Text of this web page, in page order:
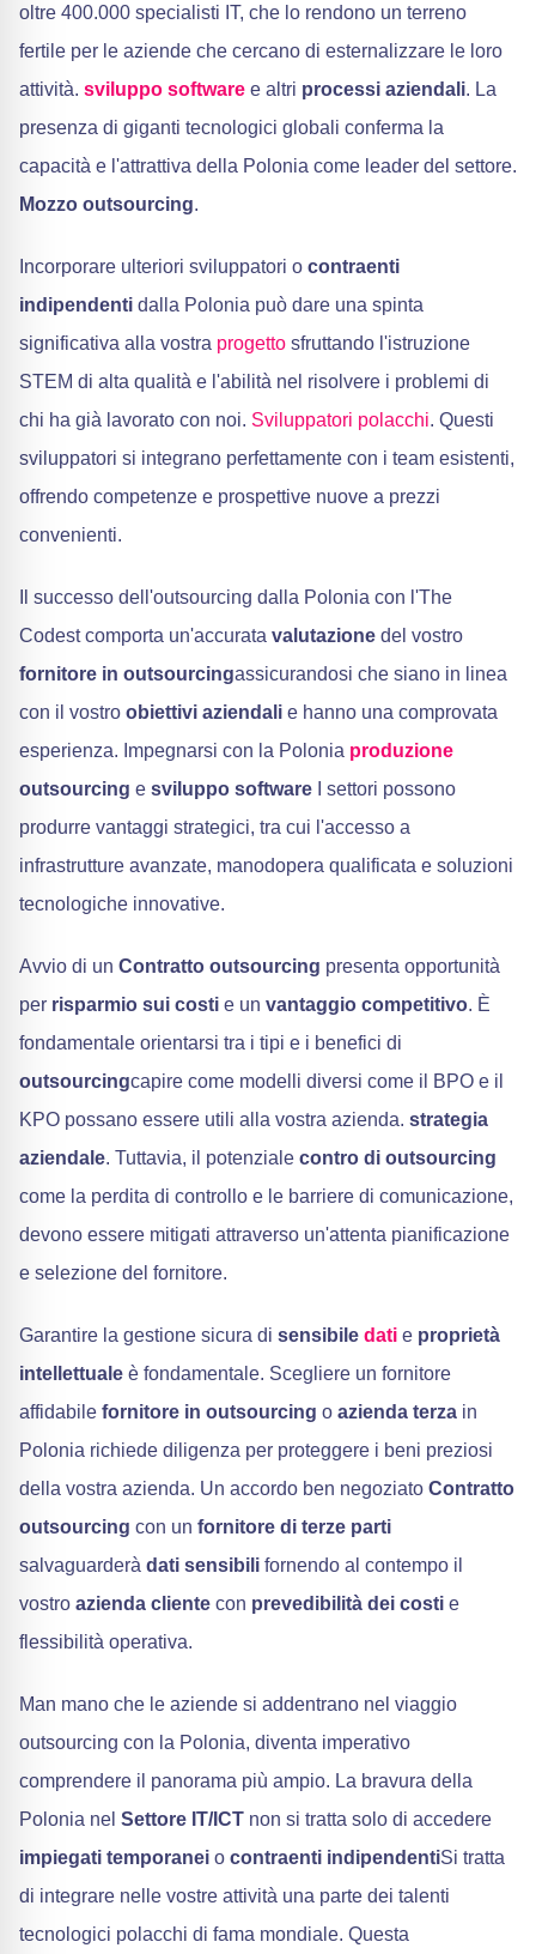
oltre 400.000 specialisti IT, che lo rendono un terreno
fertile per le aziende che cercano di esternalizzare le loro
attività. sviluppo software e altri processi aziendali. La
presenza di giganti tecnologici globali conferma la
capacità e l'attrattiva della Polonia come leader del settore.
Mozzo outsourcing.
Incorporare ulteriori sviluppatori o contraenti
indipendenti dalla Polonia può dare una spinta
significativa alla vostra progetto sfruttando l'istruzione
STEM di alta qualità e l'abilità nel risolvere i problemi di
chi ha già lavorato con noi. Sviluppatori polacchi. Questi
sviluppatori si integrano perfettamente con i team esistenti,
offrendo competenze e prospettive nuove a prezzi
convenienti.
Il successo dell'outsourcing dalla Polonia con l'The
Codest comporta un'accurata valutazione del vostro
fornitore in outsourcingassicurandosi che siano in linea
con il vostro obiettivi aziendali e hanno una comprovata
esperienza. Impegnarsi con la Polonia produzione
outsourcing e sviluppo software I settori possono
produrre vantaggi strategici, tra cui l'accesso a
infrastrutture avanzate, manodopera qualificata e soluzioni
tecnologiche innovative.
Avvio di un Contratto outsourcing presenta opportunità
per risparmio sui costi e un vantaggio competitivo. È
fondamentale orientarsi tra i tipi e i benefici di
outsourcingcapire come modelli diversi come il BPO e il
KPO possano essere utili alla vostra azienda. strategia
aziendale. Tuttavia, il potenziale contro di outsourcing
come la perdita di controllo e le barriere di comunicazione,
devono essere mitigati attraverso un'attenta pianificazione
e selezione del fornitore.
Garantire la gestione sicura di sensibile dati e proprietà
intellettuale è fondamentale. Scegliere un fornitore
affidabile fornitore in outsourcing o azienda terza in
Polonia richiede diligenza per proteggere i beni preziosi
della vostra azienda. Un accordo ben negoziato Contratto
outsourcing con un fornitore di terze parti
salvaguarderà dati sensibili fornendo al contempo il
vostro azienda cliente con prevedibilità dei costi e
flessibilità operativa.
Man mano che le aziende si addentrano nel viaggio
outsourcing con la Polonia, diventa imperativo
comprendere il panorama più ampio. La bravura della
Polonia nel Settore IT/ICT non si tratta solo di accedere
impiegati temporanei o contraenti indipendentiSi tratta
di integrare nelle vostre attività una parte dei talenti
tecnologici polacchi di fama mondiale. Questa